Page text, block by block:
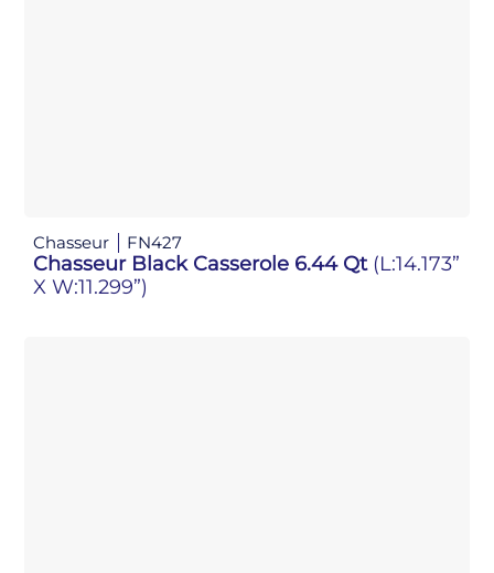
Chasseur FN427
Chasseur Black Casserole 6.44 Qt (L:14.173”
X W:11.299”)